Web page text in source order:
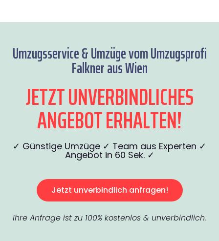
Umzugsservice & Umzüge vom Umzugsprofi
Falkner aus Wien
JETZT UNVERBINDLICHES
ANGEBOT ERHALTEN!
✓ Günstige Umzüge ✓ Team aus Experten ✓
Angebot in 60 Sek. ✓
Jetzt unverbindlich anfragen!
Ihre Anfrage ist zu 100% kostenlos & unverbindlich.